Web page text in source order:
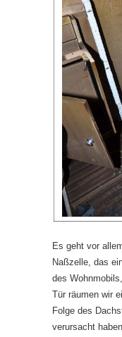
Es geht vor
Naßzelle, das
des
Tür räumen wir
Folge des
verursacht